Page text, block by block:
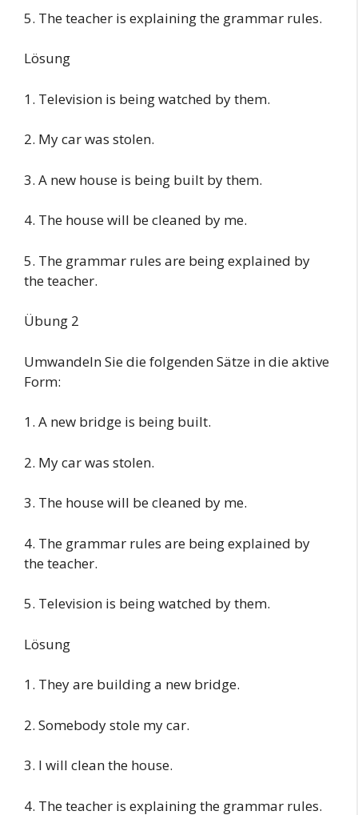
5. The teacher is explaining the grammar rules.
Lösung
1. Television is being watched by them.
2. My car was stolen.
3. A new house is being built by them.
4. The house will be cleaned by me.
5. The grammar rules are being explained by
the teacher.
Übung 2
Umwandeln Sie die folgenden Sätze in die aktive
Form:
1. A new bridge is being built.
2. My car was stolen.
3. The house will be cleaned by me.
4. The grammar rules are being explained by
the teacher.
5. Television is being watched by them.
Lösung
1. They are building a new bridge.
2. Somebody stole my car.
3. I will clean the house.
4. The teacher is explaining the grammar rules.